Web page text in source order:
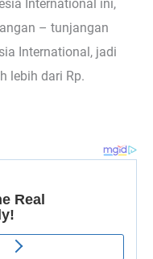
International ini,
– tunjangan
International, jadi
lebih dari Rp.